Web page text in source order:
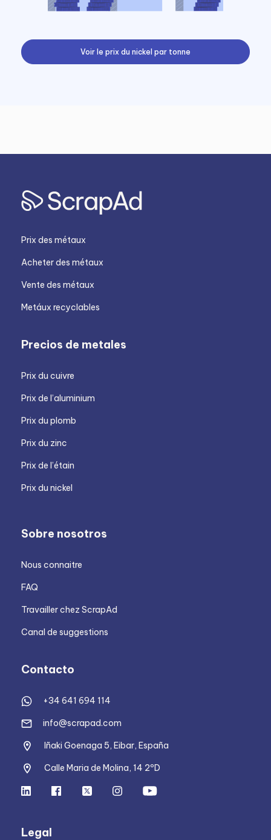
Voir le prix du nickel par tonne
Prix des métaux
Acheter des métaux
Vente des métaux
Metáux recyclables
Precios de metales
Prix du cuivre
Prix de l’aluminium
Prix du plomb
Prix du zinc
Prix de l’étain
Prix du nickel
Sobre nosotros
Nous connaitre
FAQ
Travailler chez ScrapAd
Canal de suggestions
Contacto
+34 641 694 114
info@scrapad.com
Iñaki Goenaga 5, Eibar, España
Calle Maria de Molina, 14 2ºD
Legal